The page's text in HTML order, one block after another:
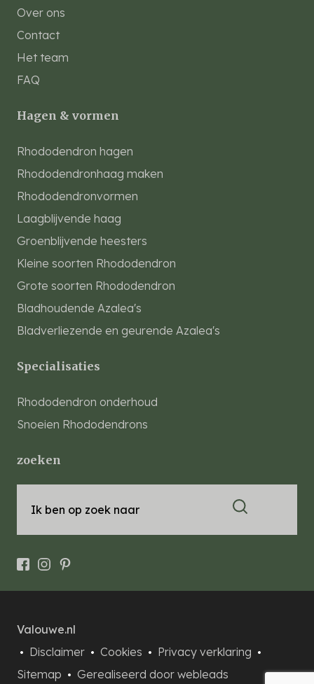
Over ons
Contact
Het team
FAQ
Hagen & vormen
Rhododendron hagen
Rhododendronhaag maken
Rhododendronvormen
Laagblijvende haag
Groenblijvende heesters
Kleine soorten Rhododendron
Grote soorten Rhododendron
Bladhoudende Azalea's
Bladverliezende en geurende Azalea's
Specialisaties
Rhododendron onderhoud
Snoeien Rhododendrons
zoeken
Ik ben op zoek naar
Valouwe.nl
Disclaimer
Cookies
Privacy verklaring
Sitemap
Gerealiseerd door webleads